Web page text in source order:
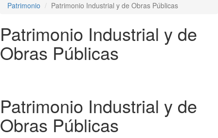
Patrimonio Patrimonio Industrial y de Obras Públicas
Patrimonio Industrial y de
Obras Públicas
Patrimonio Industrial y de
Obras Públicas